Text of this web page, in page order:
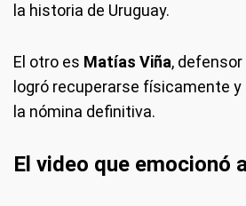
la historia de Uruguay.
El otro es Matías Viña, defensor
logró recuperarse físicamente y
la nómina definitiva.
El video que emocionó